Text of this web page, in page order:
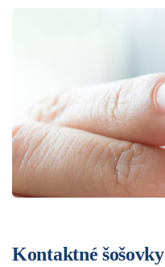
Kontaktné šošovky